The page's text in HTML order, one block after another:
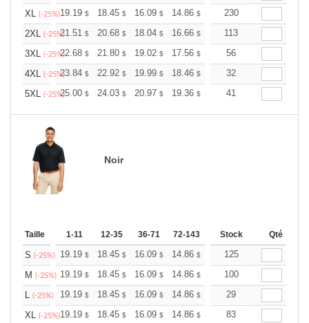
XL (-25%)19.19 $ 18.45 $ 16.09 $ 14.86 $ 14.11$
230
2XL (-25%)21.51 $ 20.68 $ 18.04 $ 16.66 $ 15.82$
113
3XL (-25%)22.68 $ 21.80 $ 19.02 $ 17.56 $ 16.68$
56
4XL (-25%)23.84 $ 22.92 $ 19.99 $ 18.46 $ 17.53$
32
5XL (-25%)25.00 $ 24.03 $ 20.97 $ 19.36 $ 18.39$
41
Noir
Taille 1-11 12-35 36-71 72-143 144-287 288 +
Stock Qté
S (-25%) 19.19 $ 18.45 $ 16.09 $ 14.86 $ 14.11$
125
M (-25%) 19.19 $ 18.45 $ 16.09 $ 14.86 $ 14.11$
100
L (-25%) 19.19 $ 18.45 $ 16.09 $ 14.86 $ 14.11$
29
XL (-25%)19.19 $ 18.45 $ 16.09 $ 14.86 $ 14.11$
83